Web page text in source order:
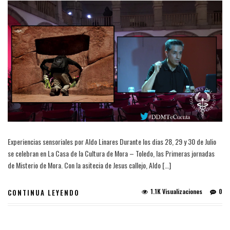
Experiencias sensoriales por Aldo Linares Durante los dias 28, 29 y 30 de Julio
se celebran en La Casa de la Cultura de Mora – Toledo, las Primeras jornadas
de Misterio de Mora. Con la asitecia de Jesus callejo, Aldo […]
CONTINUA LEYENDO 0
1.1K Visualizaciones